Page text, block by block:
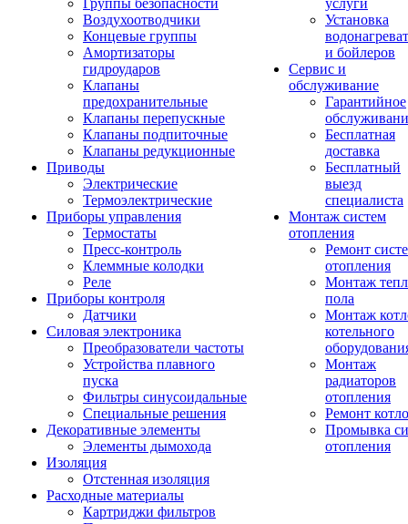
Группы безопасности
Воздухоотводчики
Концевые группы
Амортизаторы
гидроударов
Клапаны
предохранительные
Клапаны перепускные
Клапаны подпиточные
Клапаны редукционные
Приводы
Электрические
Термоэлектрические
Приборы управления
Термостаты
Пресс-контроль
Клеммные колодки
Реле
Приборы контроля
Датчики
Силовая электроника
Преобразователи частоты
Устройства плавного
пуска
Фильтры синусоидальные
Специальные решения
Декоративные элементы
Элементы дымохода
Изоляция
Отстенная изоляция
Расходные материалы
Картриджи фильтров
услуги
Установка
и бойлеров
Сервис и
обслуживание
Гарантийное
Бесплатная
доставка
Бесплатный
выезд
специалиста
Монтаж систем
отопления
Ремонт
отопления
Монтаж
пола
Монтаж
котельного
Монтаж
радиаторов
отопления
Ремонт
Промывка
отопления